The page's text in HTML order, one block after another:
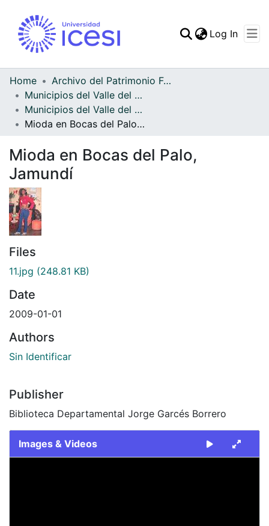
Log In
Home
Archivo del Patrimonio Fotográfico y Fílmico del Valle del Cauca
Municipios del Valle del Cauca
Municipios del Valle del Cauca
Mioda en Bocas del Palo, Jamundí
Mioda en Bocas del Palo,
Jamundí
Files
11.jpg (248.81 KB)
Date
2009-01-01
Authors
Sin Identificar
Publisher
Biblioteca Departamental Jorge Garcés Borrero
Images & Videos